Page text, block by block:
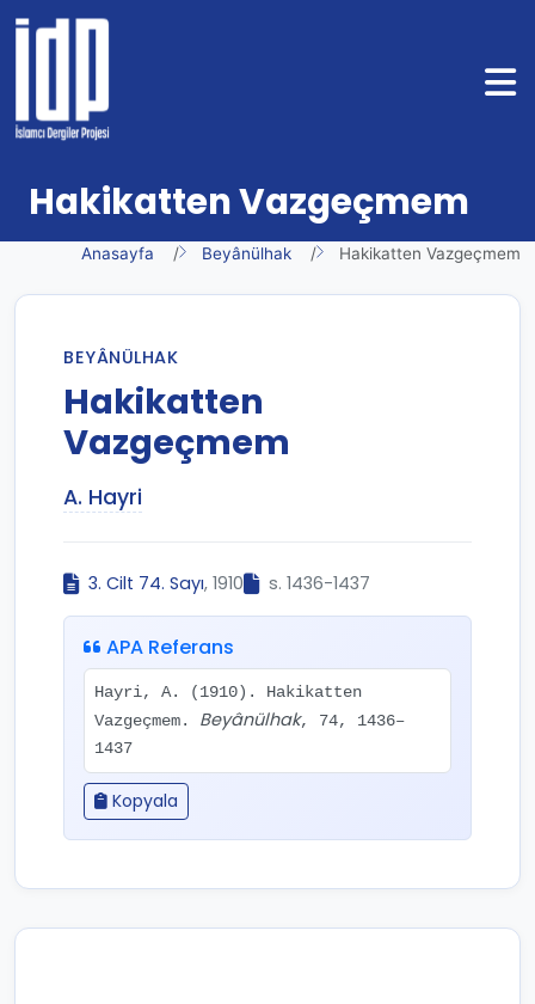
Hakikatten Vazgeçmem
Anasayfa Beyânülhak Hakikatten Vazgeçmem
BEYÂNÜLHAK
Hakikatten
Vazgeçmem
A. Hayri
3. Cilt 74. Sayı, 1910 s. 1436-1437
APA Referans
Hayri, A. (1910). Hakikatten
Vazgeçmem. Beyânülhak, 74, 1436–
1437
Kopyala